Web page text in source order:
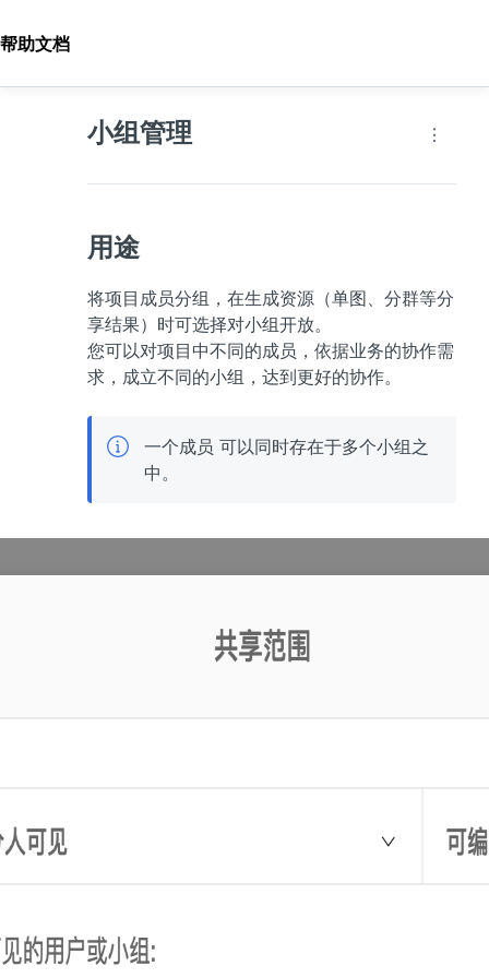
帮助文档
小组管理
用途
将项目成员分组，在生成资源（单图、分群等分
享结果）时可选择对小组开放。
您可以对项目中不同的成员，依据业务的协作需
求，成立不同的小组，达到更好的协作。
一个成员 可以同时存在于多个小组之
中。